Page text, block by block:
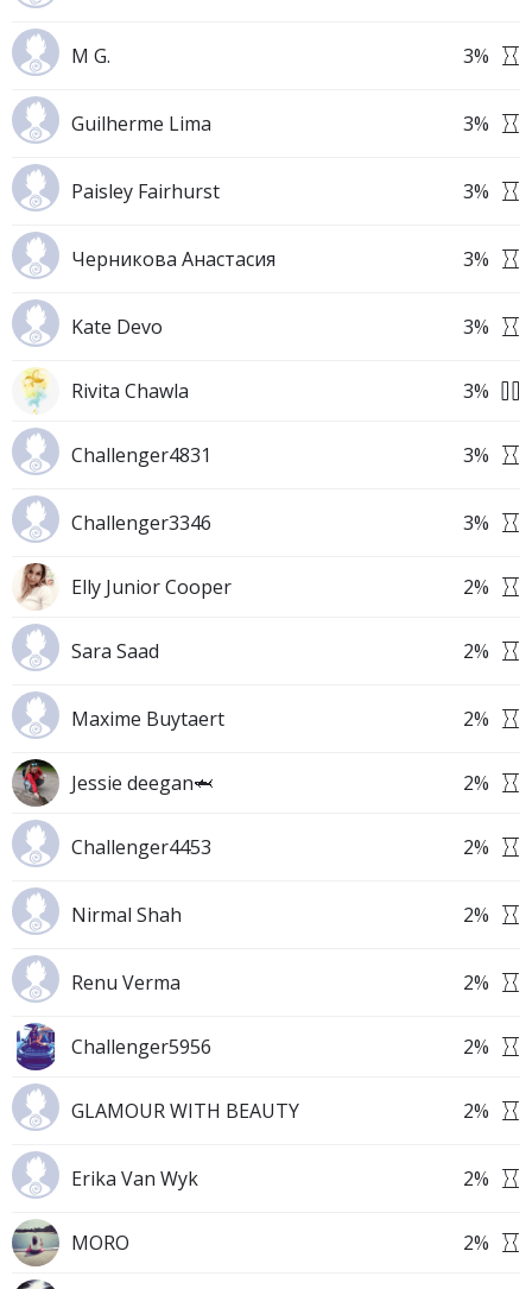
M G. 3%
Guilherme Lima 3%
Paisley Fairhurst 3%
Черникова Анастасия 3%
Kate Devo 3%
Rivita Chawla 3%
Challenger4831 3%
Challenger3346 3%
Elly Junior Cooper 2%
Sara Saad 2%
Maxime Buytaert 2%
Jessie deegan🦈 2%
Challenger4453 2%
Nirmal Shah 2%
Renu Verma 2%
Challenger5956 2%
GLAMOUR WITH BEAUTY 2%
Erika Van Wyk 2%
MORO 2%